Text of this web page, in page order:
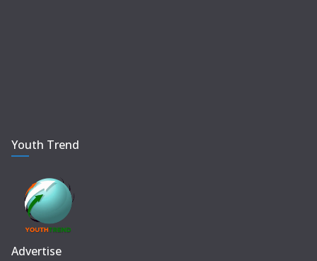
Youth Trend
Advertise